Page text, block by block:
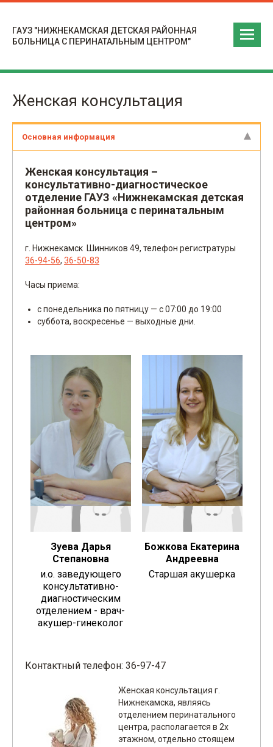
ГАУЗ "НИЖНЕКАМСКАЯ ДЕТСКАЯ РАЙОННАЯ
БОЛЬНИЦА С ПЕРИНАТАЛЬНЫМ ЦЕНТРОМ"
Женская консультация
Основная информация
Женская консультация –
консультативно-диагностическое
отделение ГАУЗ «Нижнекамская детская
районная больница с перинатальным
центром»
г. Нижнекамск Шинников 49, телефон регистратуры
36-94-56, 36-50-83
Часы приема:
с понедельника по пятницу — с 07:00 до 19:00
суббота, воскресенье — выходные дни.
Зуева Дарья
Степановна
и.о. заведующего
консультативно-
диагностическим
отделением - врач-
акушер-гинеколог
Божкова Екатерина
Андреевна
Старшая акушерка
Контактный телефон: 36-97-47
Женская консультация г.
Нижнекамска, являясь
отделением перинатального
центра, располагается в 2х
этажном, отдельно стоящем